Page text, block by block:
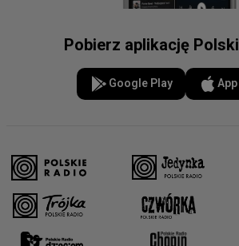
Pobierz aplikację
Google Play